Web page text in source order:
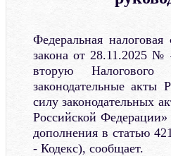
Федеральная
закона от 28.11.2025
вторую Налогового
законодательные
силу законодательных
Российской
дополнения в статью
- Кодекс), сообщает.